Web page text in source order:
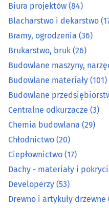
Developerzy (53)
Drewno i artykuły drzewne
Drzwi, okna (97)
Dywany i wykładziny(8)
Dźwigi, urządzenia
Elewacje (31)
Farby, lakiery (20)
Firanki, zasłony, tkaniny
Biura projektów (84)
Blacharstwo i dekarstwo
Bramy, ogrodzenia (36)
Brukarstwo, bruk (26)
Budowlane maszyny,
Budowlane materiały (101)
Budowlane
Centralne odkurzacze (3)
Chemia budowlana (29)
Chłodnictwo (20)
Ciepłownictwo (17)
Dachy - materiały i
Developerzy (53)
Drewno i artykuły drzewne